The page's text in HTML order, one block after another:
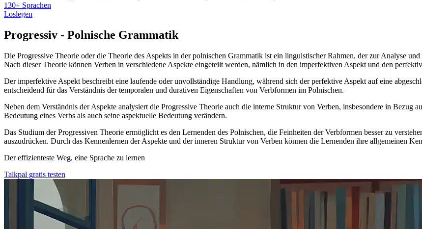
130+ Sprachen
Loslegen
Progressiv - Polnische Grammatik
Die Progressive Theorie oder die Theorie des Aspekts in der polnischen Grammatik ist ein linguistischer Rahmen, der zur Analyse
Nach dieser Theorie können Verben in verschiedene Aspekte eingeteilt werden, nämlich in den imperfektiven Aspekt und den
Der imperfektive Aspekt beschreibt eine laufende oder unvollständige Handlung, während sich der perfektive Aspekt auf eine
entscheidend für das Verständnis der temporalen und durativen Eigenschaften von Verbformen im Polnischen.
Neben dem Verständnis der Aspekte analysiert die Progressive Theorie auch die interne Struktur von Verben, insbesondere in
Bedeutung eines Verbs als auch seine aspektuelle Bedeutung verändern.
Das Studium der Progressiven Theorie ermöglicht es den Lernenden des Polnischen, die Feinheiten der Verbformen besser zu
auszudrücken. Durch das Kennenlernen der Aspekte und der inneren Struktur von Verben können die Lernenden ihre allgemeinen
Der effizienteste Weg, eine Sprache zu lernen
Talkpal gratis testen